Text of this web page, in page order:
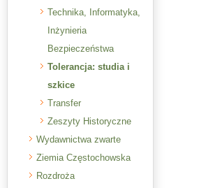
Technika, Informatyka,
Inżynieria
Bezpieczeństwa
Tolerancja: studia i
szkice
Transfer
Zeszyty Historyczne
Wydawnictwa zwarte
Ziemia Częstochowska
Rozdroża